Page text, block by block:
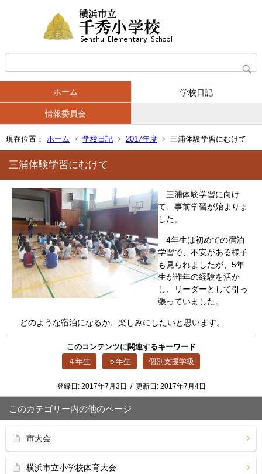
ホーム 学校日記
情報委員会
現在位置： ホーム 学校日記 2017年度 三浦体験学習にむけて
三浦体験学習にむけて
三浦体験学習に向け
て、事前学習が始まりま
した。
4年生は初めての宿泊
学習で、不安がある様子
も見られましたが、5年
生が昨年の経験を活か
し、リーダーとして引っ
張っていました。
どのような宿泊になるか、楽しみにしたいと思います。
このコンテンツに関連するキーワード
４年生
５年生 個別支援学級
登録日: 2017年7月3日 / 更新日: 2017年7月4日
このカテゴリー内の他のページ
市大会
横浜市立小学校体育大会